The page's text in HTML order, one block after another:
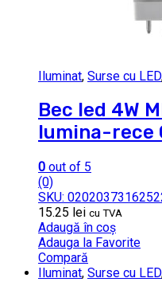
Iluminat, Surse cu LED
Bec led 4W
lumina-rece
0 out of 5
(0)
SKU:
15.25 lei cu TVA
Adaugă în coș
Adauga la Favorite
Compară
Iluminat, Surse cu LED